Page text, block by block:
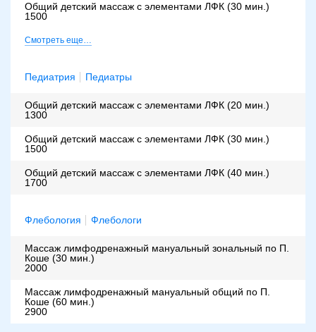
Общий детский массаж с элементами ЛФК (30 мин.)
1500
Смотреть еще…
Педиатрия Педиатры
Общий детский массаж с элементами ЛФК (20 мин.)
1300
Общий детский массаж с элементами ЛФК (30 мин.)
1500
Общий детский массаж с элементами ЛФК (40 мин.)
1700
Флебология Флебологи
Массаж лимфодренажный мануальный зональный по П.
Коше (30 мин.)
2000
Массаж лимфодренажный мануальный общий по П.
Коше (60 мин.)
2900